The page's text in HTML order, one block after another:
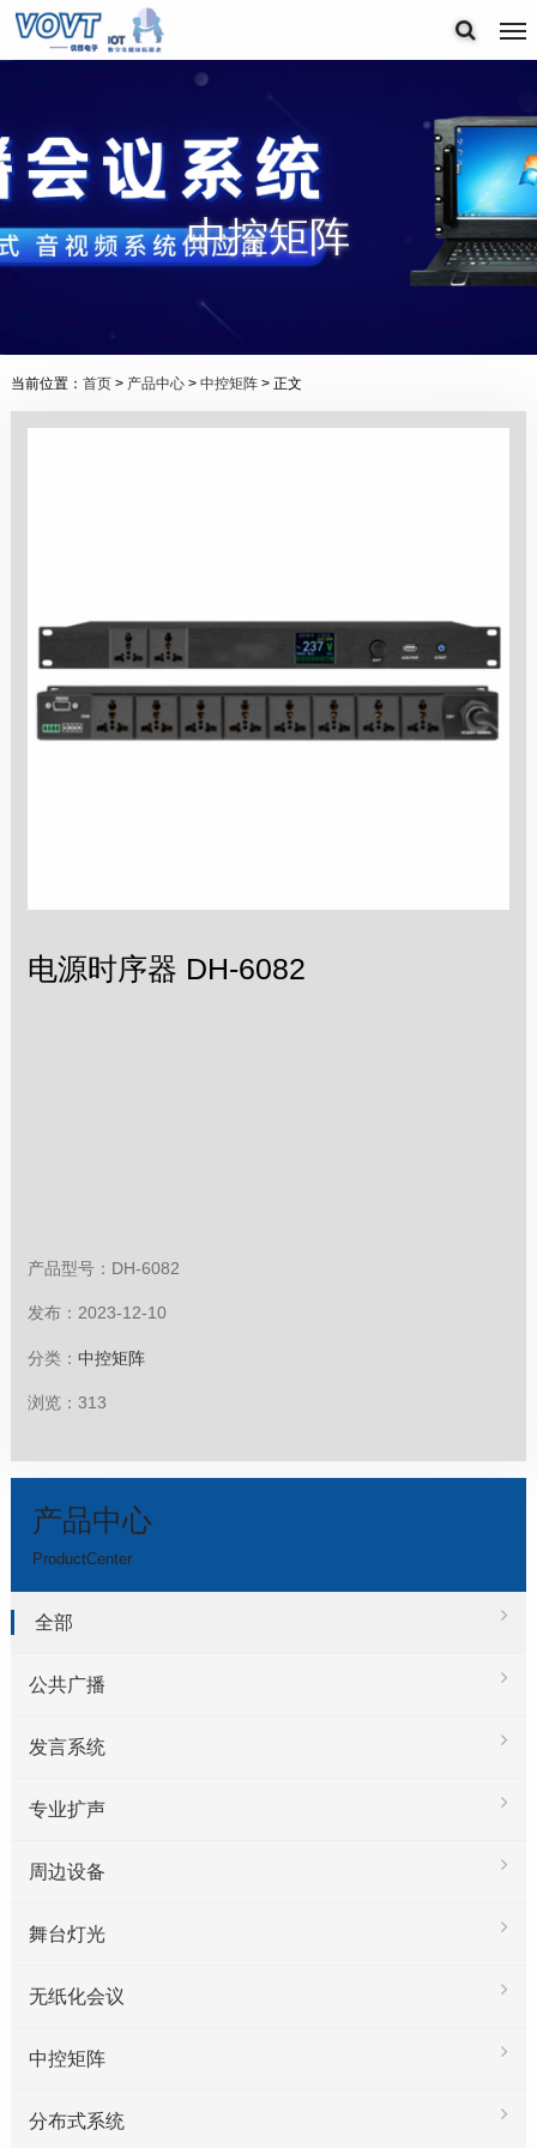
中控矩阵
当前位置： 首页> 产品中心> 中控矩阵> 正文
电源时序器 DH-6082
产品型号：DH-6082
发布：2023-12-10
分类：中控矩阵
浏览：313
产品中心
ProductCenter
全部
公共广播
发言系统
专业扩声
周边设备
舞台灯光
无纸化会议
中控矩阵
分布式系统